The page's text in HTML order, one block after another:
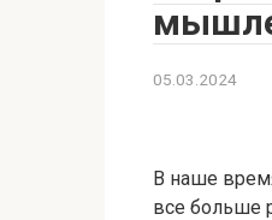
05.03.2024
​В наше
все больше